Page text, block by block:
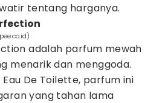
tentang harganya.
adalah parfum mewah
menarik dan menggoda.
De Toilette, parfum ini
yang tahan lama